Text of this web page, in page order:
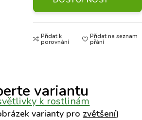
Přidat k
porovnání
Přidat na seznam
přání
variantu
k rostlinám
varianty pro zvětšení)